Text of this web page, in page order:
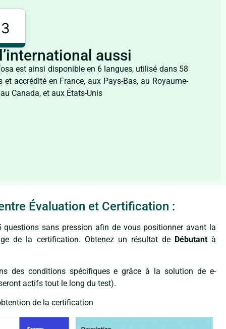
3
aussi
est ainsi disponible en 6 langues, utilisé dans 58
et accrédité en France, aux Pays-Bas, au Royaume-
Canada, et aux États-Unis
Évaluation et Certification :
questions sans pression afin de vous positionner avant la
de la certification. Obtenez un résultat de Débutantà
des conditions spécifiques e grâce à la solution de e-
actifs tout le long du test).
de la certification